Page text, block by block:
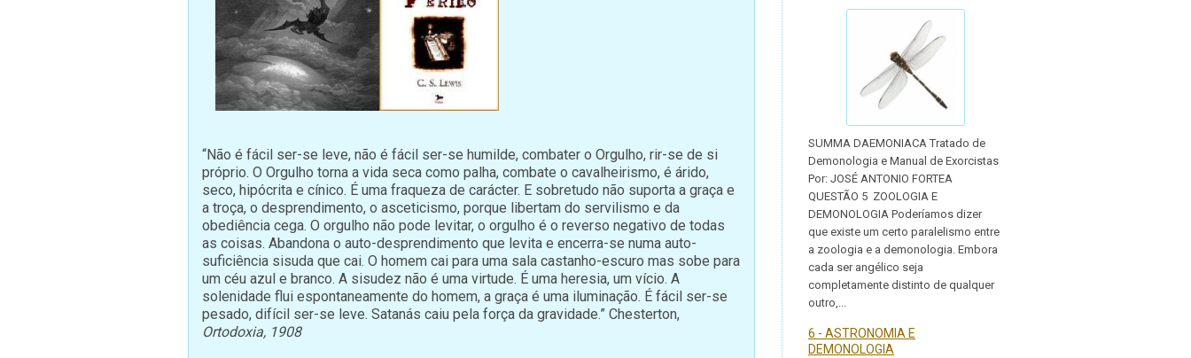
“Não é fácil ser-se leve, não é fácil ser-se humilde, combater o Orgulho, rir-se de si
próprio. O Orgulho torna a vida seca como palha, combate o cavalheirismo, é árido,
seco, hipócrita e cínico. É uma fraqueza de carácter. E sobretudo não suporta a graça e
a troça, o desprendimento, o asceticismo, porque libertam do servilismo e da
obediência cega. O orgulho não pode levitar, o orgulho é o reverso negativo de todas
as coisas. Abandona o auto-desprendimento que levita e encerra-se numa auto-
suficiência sisuda que cai. O homem cai para uma sala castanho-escuro mas sobe para
um céu azul e branco. A sisudez não é uma virtude. É uma heresia, um vício. A
solenidade flui espontaneamente do homem, a graça é uma iluminação. É fácil ser-se
pesado, difícil ser-se leve. Satanás caiu pela força da gravidade.” Chesterton,
Ortodoxia, 1908
SUMMA DAEMONIACA Tratado de
Demonologia e Manual de Exorcistas
Por: JOSÉ ANTONIO FORTEA
QUESTÃO 5 ZOOLOGIA E
DEMONOLOGIA Poderíamos dizer
que existe um certo paralelismo entre
a zoologia e a demonologia. Embora
cada ser angélico seja
completamente distinto de qualquer
outro,...
6 - ASTRONOMIA E
DEMONOLOGIA